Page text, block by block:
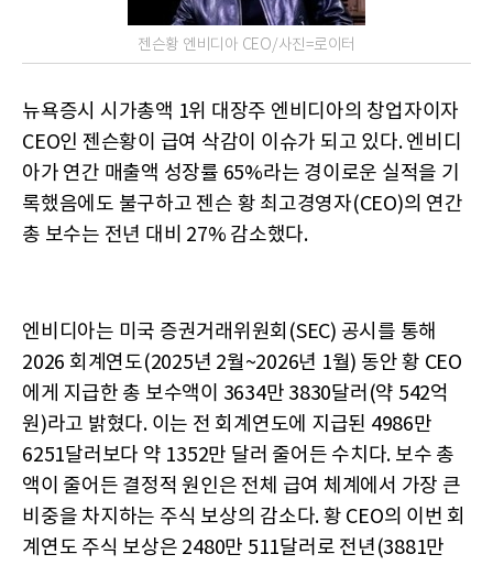
젠슨황 엔비디아 CEO/사진=로이터
뉴욕증시 시가총액 1위 대장주 엔비디아의 창업자이자
CEO인 젠슨황이 급여 삭감이 이슈가 되고 있다. 엔비디
아가 연간 매출액 성장률 65%라는 경이로운 실적을 기
록했음에도 불구하고 젠슨 황 최고경영자(CEO)의 연간
총 보수는 전년 대비 27% 감소했다.
엔비디아는 미국 증권거래위원회(SEC) 공시를 통해
2026 회계연도(2025년 2월~2026년 1월) 동안 황 CEO
에게 지급한 총 보수액이 3634만 3830달러(약 542억
원)라고 밝혔다. 이는 전 회계연도에 지급된 4986만
6251달러보다 약 1352만 달러 줄어든 수치다. 보수 총
액이 줄어든 결정적 원인은 전체 급여 체계에서 가장 큰
비중을 차지하는 주식 보상의 감소다. 황 CEO의 이번 회
계연도 주식 보상은 2480만 511달러로 전년(3881만